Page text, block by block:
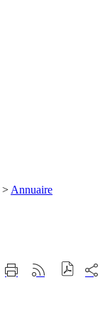
> Annuaire
ImprimerGénérer
sur